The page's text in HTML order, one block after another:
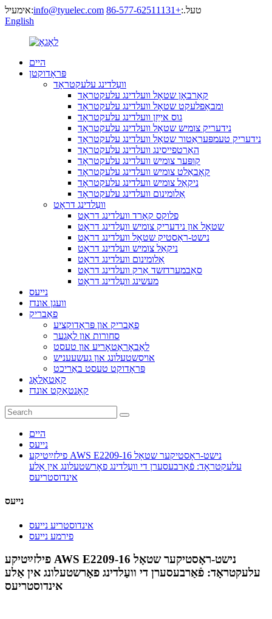
אימעיל:info@tyuelec.com טעל.:+86-577-62511131
English
היים
פּראָדוקטן
וועַלדינג עלעקטראָד
קאַרבאָן שטאָל וועלדינג עלעקטראָד
ומבאַפלעקט שטאָל וועלדינג עלעקטראָד
גוס אייַזן וועלדינג עלעקטראָד
נידעריק צומיש שטאָל וועלדינג עלעקטראָד
נידעריק טעמפּעראַטור שטאָל וועלדינג עלעקטראָד
האַרטפייסינג וועלדינג עלעקטראָד
קופּער צומיש וועלדינג עלעקטראָד
קאָבאַלט צומיש וועלדינג עלעקטראָד
ניקאַל צומיש וועלדינג עלעקטראָד
אַלומינום וועלדינג עלעקטראָד
וועַלדינג דראָט
פלוקס קאָרד וועלדינג דראָט
שטאָל און נידעריק צומיש וועַלדינג דראָט
נישט-ראַסטיק שטאָל וועלדינג דראָט
ניקאַל צומיש וועלדינג דראָט
אַלומינום וועלדינג דראָט
סאַבמערדזשד אַרק וועלדינג דראָט
מעשינג וועַלדינג דראָט
נייעס
וועגן אונדז
פאַבריק
פאַבריק און פּראָדוקציע
סחורות און לאַגער
לאַבאָראַטאָריע און טעסט
אויסשטעלונג און געשעעניש
פּראָדוקט טעסט באַריכט
קאַטאַלאָג
קאָנטאַקט אונדז
היים
נייעס
פילזײַטיקע AWS E2209-16 נישט-ראָסטיקער שטאָל
עלעקטראָד: פֿאַרבעסערן די וועַלדינג פאָרשטעלונג אין אַלע
אינדוסטריעס
נייעס
אינדוסטריע נייעס
פירמע נייעס
פילזײַטיקע AWS E2209-16 נישט-ראָסטיקער שטאָל
עלעקטראָד: פֿאַרבעסערן די וועַלדינג פאָרשטעלונג אין אַלע
אינדוסטריעס